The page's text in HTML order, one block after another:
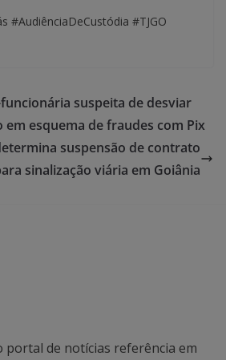
#AudiênciaDeCustódia #TJGO
suspeita de desviar
em esquema de fraudes com Pix
suspensão de contrato
sinalização viária em Goiânia
portal de notícias referência em